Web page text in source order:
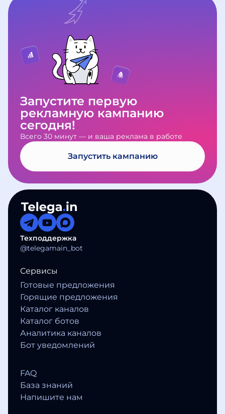
каналов и соберём статистику. По
итогам вы получите подробный
нарушениями, мы вернём деньги в
полном объёме.
обновления и полезные
материалы. Если возникнут
вопросы по работе сервиса,
напишите в
Telegram-бот
поддержки— мы всегда на связи.
Запустите первую
рекламную кампанию
сегодня!
Всего 30 минут — и ваша реклама в работе
Запустить кампанию
Техподдержка
@telegamain_bot
Сервисы
Готовые предложения
Горящие предложения
Каталог каналов
Каталог ботов
Аналитика каналов
Бот уведомлений
FAQ
База знаний
Напишите нам